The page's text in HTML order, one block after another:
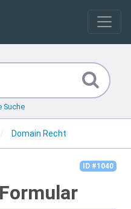
Suche
Domain Recht
ID #1040